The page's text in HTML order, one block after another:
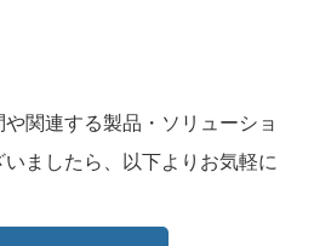
関連する製品・ソリューショ
ましたら、以下よりお気軽に